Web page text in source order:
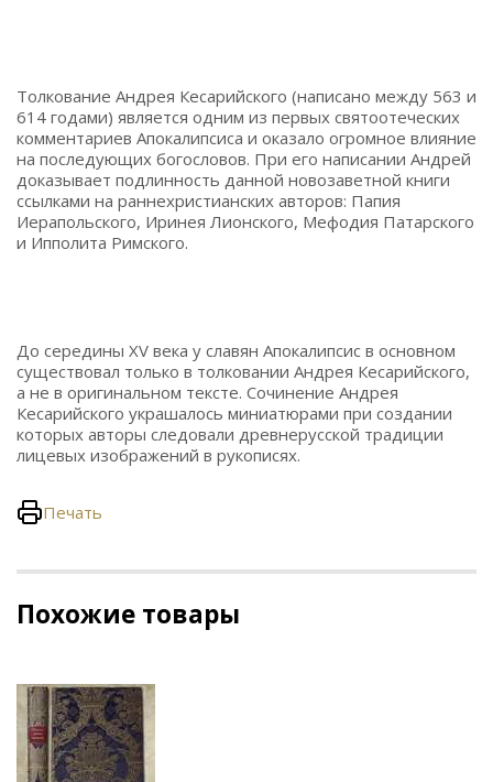
Толкование Андрея Кесарийского (написано между 563 и
614 годами) является одним из первых святоотеческих
комментариев Апокалипсиса и оказало огромное влияние
на последующих богословов. При его написании Андрей
доказывает подлинность данной новозаветной книги
ссылками на раннехристианских авторов: Папия
Иерапольского, Иринея Лионского, Мефодия Патарского
и Ипполита Римского.
До середины XV века у славян Апокалипсис в основном
существовал только в толковании Андрея Кесарийского,
а не в оригинальном тексте. Сочинение Андрея
Кесарийского украшалось миниатюрами при создании
которых авторы следовали древнерусской традиции
лицевых изображений в рукописях.
Печать
Похожие товары